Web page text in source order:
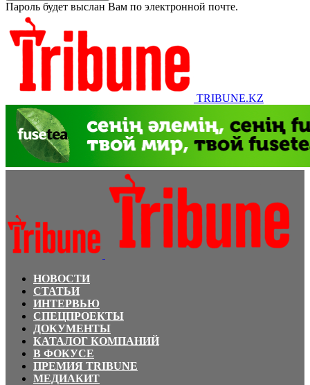
Пароль будет выслан Вам по электронной почте.
TRIBUNE.KZ
НОВОСТИ
СТАТЬИ
ИНТЕРВЬЮ
СПЕЦПРОЕКТЫ
ДОКУМЕНТЫ
КАТАЛОГ КОМПАНИЙ
В ФОКУСЕ
ПРЕМИЯ TRIBUNE
МЕДИАКИТ